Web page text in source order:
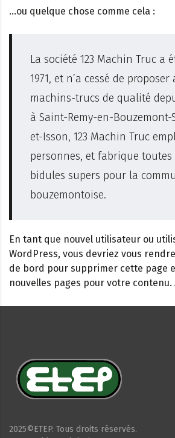
…ou quelque chose comme cela :
La société 123 Machin Truc a
1971, et n’a cessé de
machins-trucs de qualité
à Saint-Remy-en-Bouzemont-
et-Isson, 123 Machin Truc
personnes, et fabrique toutes
bidules supers pour la
bouzemontoise.
En tant que nouvel utilisateur ou
WordPress, vous devriez vous
de bord pour supprimer cette page
nouvelles pages pour votre contenu.
2025©ETEP. Tous droits réservés.